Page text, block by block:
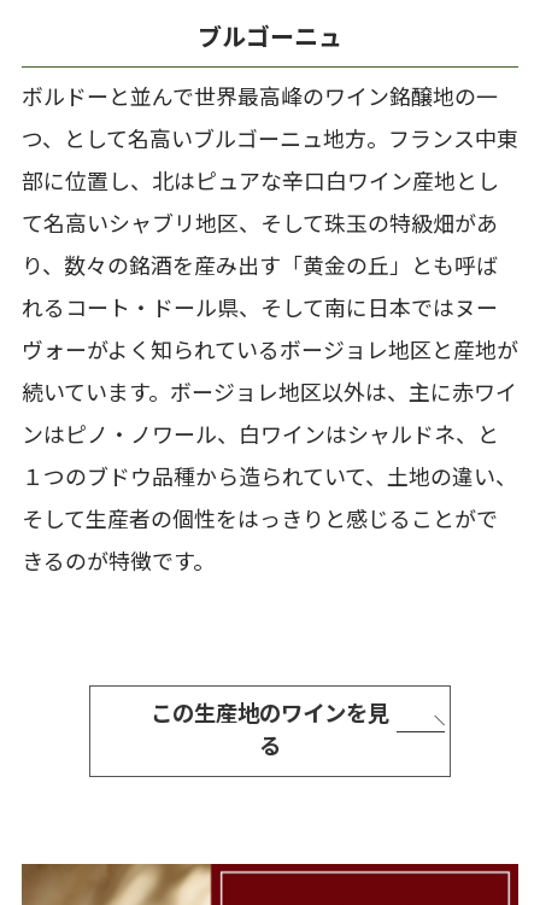
ブルゴーニュ
ボルドーと並んで世界最高峰のワイン銘醸地の一
つ、として名高いブルゴーニュ地方。フランス中東
部に位置し、北はピュアな辛口白ワイン産地とし
て名高いシャブリ地区、そして珠玉の特級畑があ
り、数々の銘酒を産み出す「黄金の丘」とも呼ば
れるコート・ドール県、そして南に日本ではヌー
ヴォーがよく知られているボージョレ地区と産地が
続いています。ボージョレ地区以外は、主に赤ワイ
ンはピノ・ノワール、白ワインはシャルドネ、と
１つのブドウ品種から造られていて、土地の違い、
そして生産者の個性をはっきりと感じることがで
きるのが特徴です。
この生産地のワインを見
る